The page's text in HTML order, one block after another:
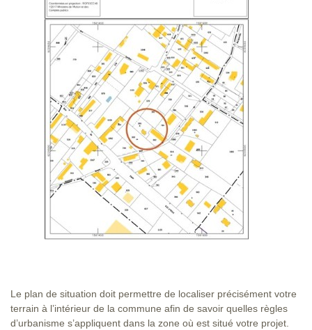
Le plan de situation doit permettre de localiser précisément votre
terrain à l’intérieur de la commune afin de savoir quelles règles
d’urbanisme s’appliquent dans la zone où est situé votre projet.